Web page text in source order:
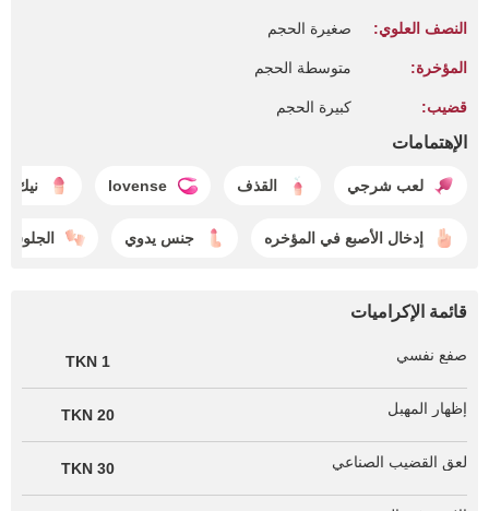
النصف العلوي: صغيرة الحجم
المؤخرة: متوسطة الحجم
قضيب: كبيرة الحجم
الإهتمامات
لعب شرجي القذف lovense نيك
إدخال الأصبع في المؤخره جنس يدوي الجلوس
قائمة الإكراميات
صفع نفسي 1 TKN
إظهار المهبل 20 TKN
لعق القضيب الصناعي 30 TKN